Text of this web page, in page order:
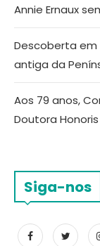
Annie Ernaux
Descoberta
antiga da
Aos 79 anos,
Doutora Honoris
Siga-nos